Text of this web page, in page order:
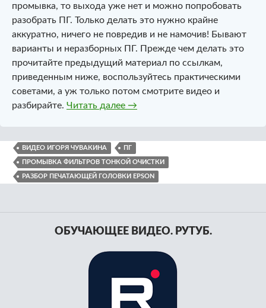
промывка, то выхода уже нет и можно попробовать
разобрать ПГ. Только делать это нужно крайне
аккуратно, ничего не повредив и не намочив! Бывают
варианты и неразборных ПГ. Прежде чем делать это
прочитайте предыдущий материал по ссылкам,
приведенным ниже, воспользуйтесь практическими
советами, а уж только потом смотрите видео и
разбирайте. Читать далее Промывка не помогла?
→
ВИДЕО ИГОРЯ ЧУВАКИНА ПГ
ПРОМЫВКА ФИЛЬТРОВ ТОНКОЙ ОЧИСТКИ
РАЗБОР ПЕЧАТАЮЩЕЙ ГОЛОВКИ EPSON
ОБУЧАЮЩЕЕ ВИДЕО. РУТУБ.